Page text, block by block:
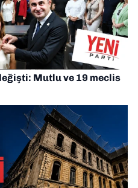
Mutlu ve 19 meclis